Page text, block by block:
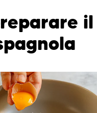
il